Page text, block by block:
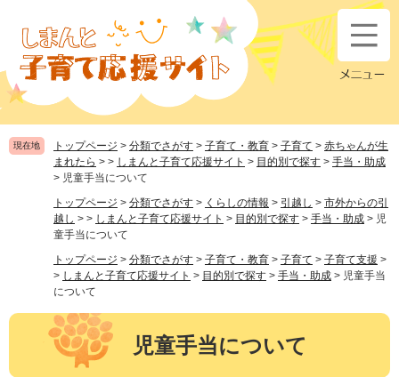
先
頭
す
。
を
飛
し
て
現在地 トップページ > 分類でさがす > 子育て・教育 > 子育て > 赤ちゃんが生
まれたら > > しまんと子育て応援サイト > 目的別で探す > 手当・助成
> 児童手当について
トップページ > 分類でさがす > くらしの情報 > 引越し > 市外からの引
越し > > しまんと子育て応援サイト > 目的別で探す > 手当・助成 > 児
童手当について
トップページ > 分類でさがす > 子育て・教育 > 子育て > 子育て支援 >
> しまんと子育て応援サイト > 目的別で探す > 手当・助成 > 児童手当
について
本
児童手当について